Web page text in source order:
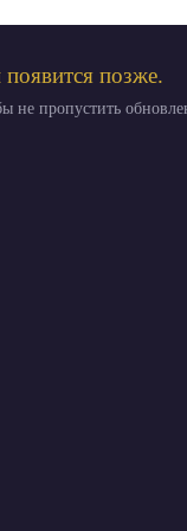
позже.
не пропустить